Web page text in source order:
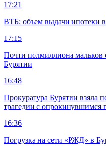
17:21
ВТБ: объем выдачи ипотеки
17:15
Почти полмиллиона мальков
Бурятии
16:48
Прокуратура Бурятии взяла
трагедии с опрокинувшимся
16:36
Погрузка на сети «РЖД» в